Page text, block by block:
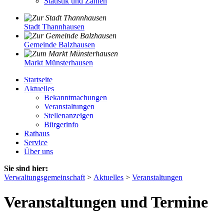
Stadt Thannhausen
Gemeinde Balzhausen
Markt Münsterhausen
Startseite
Aktuelles
Bekanntmachungen
Veranstaltungen
Stellenanzeigen
Bürgerinfo
Rathaus
Service
Über uns
Sie sind hier:
Verwaltungsgemeinschaft > Aktuelles > Veranstaltungen
Veranstaltungen und Termine